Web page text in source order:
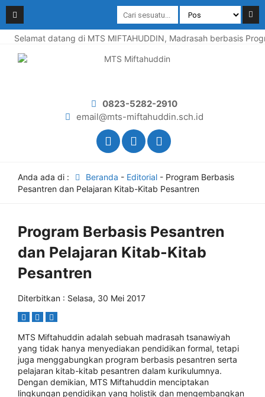
Selamat datang di MTS MIFTAHUDDIN, Madrasah berbasis
0823-5282-2910
email@mts-miftahuddin.sch.id
Anda ada di : Beranda - Editorial- Program Berbasis
Pesantren dan Pelajaran Kitab-Kitab Pesantren
Program Berbasis Pesantren
dan Pelajaran Kitab-Kitab
Pesantren
Diterbitkan : Selasa, 30 Mei 2017
MTS Miftahuddin adalah sebuah madrasah tsanawiyah
yang tidak hanya menyediakan pendidikan formal, tetapi
juga menggabungkan program berbasis pesantren serta
pelajaran kitab-kitab pesantren dalam kurikulumnya.
Dengan demikian, MTS Miftahuddin menciptakan
lingkungan pendidikan yang holistik dan mengembangkan